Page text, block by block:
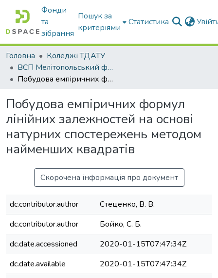
Фонди
та
зібрання
Пошук за
критеріями
Статистика
Головна
Коледжі ТДАТУ
ВСП Мелітопольський фаховий коледж ТДАТУ
Побудова емпіричних формул лінійних залежностей на основі натурних спостережень методом найменших квадратів
Побудова емпіричних формул
лінійних залежностей на основі
натурних спостережень методом
найменших квадратів
Скорочена інформація про документ
dc.contributor.author
Стеценко, В. В.
dc.contributor.author
Бойко, С. Б.
dc.date.accessioned
2020-01-15T07:47:34Z
dc.date.available
2020-01-15T07:47:34Z